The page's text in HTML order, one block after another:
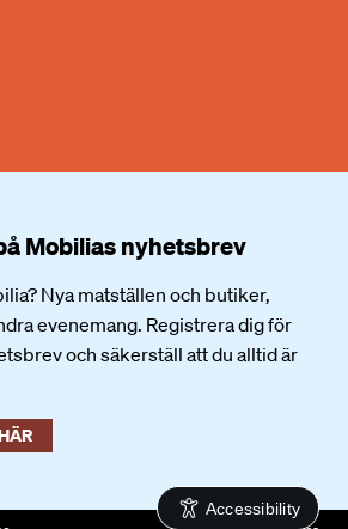
Mobilias nyhetsbrev
Nya matställen och butiker,
evenemang. Registrera dig för
och säkerställ att du alltid är
Accessibility